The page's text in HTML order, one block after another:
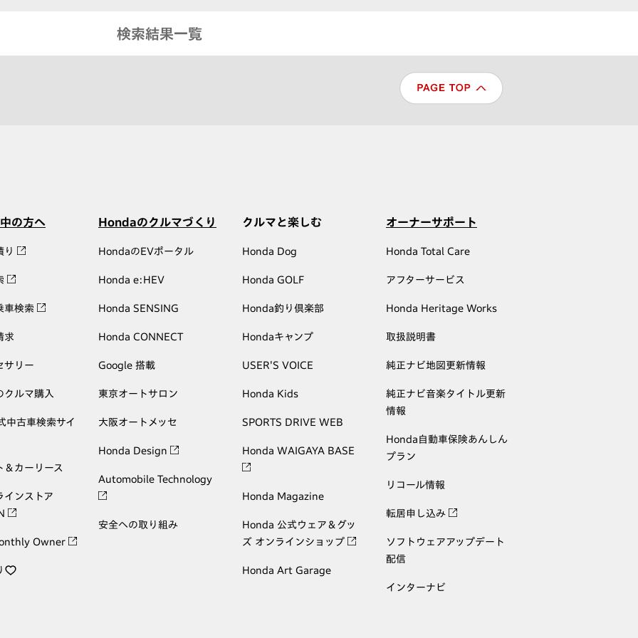
検索結果一覧
の方へ
り
車検索
求
サリー
クルマ購入
中古車検索サイ
＆カーリース
インストア
Owner
Hondaのクルマづくり
HondaのEVポータル
Honda e:HEV
Honda SENSING
Honda CONNECT
Google 搭載
東京オートサロン
大阪オートメッセ
Honda Design
Automobile Technology
安全への取り組み
クルマと楽しむ
Honda Dog
Honda GOLF
Honda釣り倶楽部
Hondaキャンプ
USER'S VOICE
Honda Kids
SPORTS DRIVE WEB
Honda WAIGAYA BASE
Honda Magazine
Honda 公式ウェア＆グッ
ズ オンラインショップ
Honda Art Garage
オーナーサポート
Honda Total Care
アフターサービス
Honda Heritage Works
取扱説明書
純正ナビ地図更新情報
純正ナビ音楽タイトル更新
情報
Honda自動車保険あんしん
プラン
リコール情報
転居申し込み
ソフトウェアアップデート
配信
インターナビ